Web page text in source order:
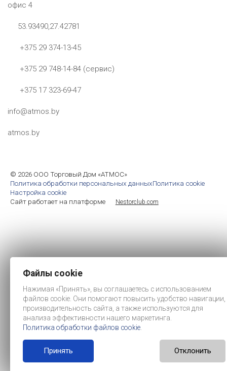
офис 4
53.93490,27.42781
+375 29 374-13-45
+375 29 748-14-84 (сервис)
+375 17 323-69-47
info@atmos.by
atmos.by
© 2026 ООО Торговый Дом «АТМОС»
Политика обработки персональных данныхПолитика cookie
Настройка cookie
Сайт работает на платформе
Nestorclub.com
Файлы cookie
Нажимая «Принять», вы соглашаетесь с использованием
файлов cookie. Они помогают повысить удобство навигации,
производительность сайта, а также используются для
анализа эффективности нашего маркетинга.
Политика обработки файлов cookie
Принять Отклонить